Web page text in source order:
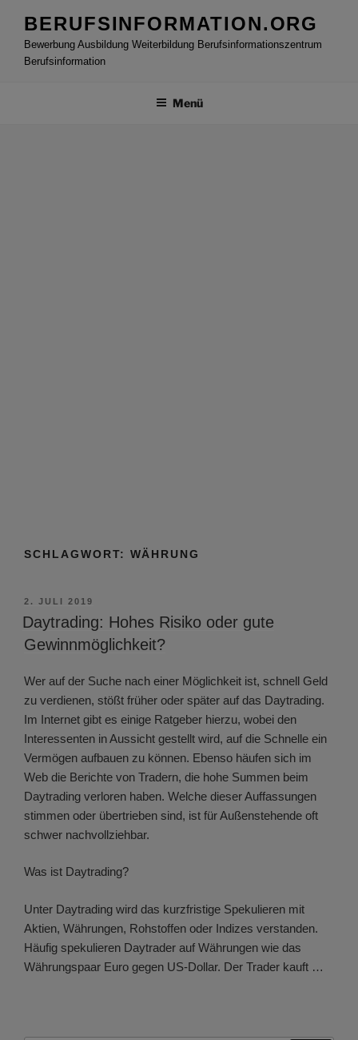
Inhalt
springen
BERUFSINFORMATION.ORG
Bewerbung Ausbildung Weiterbildung Berufsinformationszentrum
Berufsinformation
Menü
SCHLAGWORT: WÄHRUNG
VERÖFFENTLICHT
AM
2. JULI 2019
Daytrading: Hohes Risiko oder gute
Gewinnmöglichkeit?
Wer auf der Suche nach einer Möglichkeit ist, schnell Geld
zu verdienen, stößt früher oder später auf das Daytrading.
Im Internet gibt es einige Ratgeber hierzu, wobei den
Interessenten in Aussicht gestellt wird, auf die Schnelle ein
Vermögen aufbauen zu können. Ebenso häufen sich im
Web die Berichte von Tradern, die hohe Summen beim
Daytrading verloren haben. Welche dieser Auffassungen
stimmen oder übertrieben sind, ist für Außenstehende oft
schwer nachvollziehbar.
Was ist Daytrading?
Unter Daytrading wird das kurzfristige Spekulieren mit
Aktien, Währungen, Rohstoffen oder Indizes verstanden.
Häufig spekulieren Daytrader auf Währungen wie das
Währungspaar Euro gegen US-Dollar. Der Trader kauft …